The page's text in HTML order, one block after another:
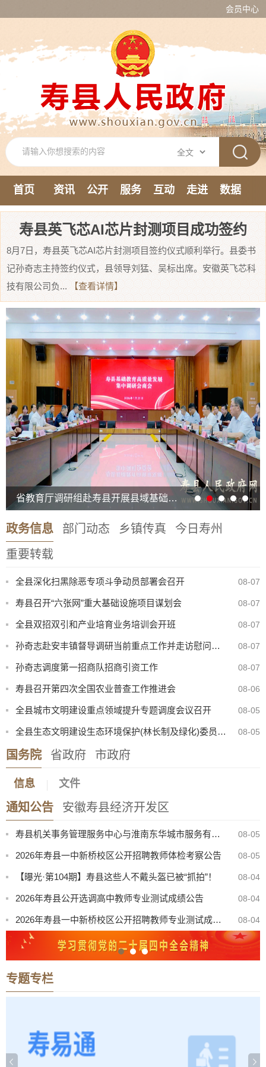
会员中心
首页 资讯 公开 服务 互动 走进
数据
新媒体
寿县英飞芯AI芯片封测项目成功签约
8月7日，寿县英飞芯AI芯片封测项目签约仪式顺利举行。县委书
记孙奇志主持签约仪式，县领导刘猛、吴标出席。安徽英飞芯科
技有限公司负...
【查看详情】
省教育厅调研组赴寿县开展县域基础教育高质量发展集中调研
政务信息 部门动态 乡镇传真
今日寿州
重要转载
全县深化扫黑除恶专项斗争动员部署会召开 08-07
寿县召开“六张网”重大基础设施项目谋划会 08-07
全县双招双引和产业培育业务培训会开班 08-07
孙奇志赴安丰镇督导调研当前重点工作并走访慰问特困家庭 08-07
孙奇志调度第一招商队招商引资工作 08-07
寿县召开第四次全国农业普查工作推进会 08-06
全县城市文明建设重点领域提升专题调度会议召开 08-05
全县生态文明建设生态环境保护(林长制及绿化)委员会2026年第二次会议召开 08-05
国务院 省政府 市政府
信息 文件
通知公告 安徽寿县经济开发区
8月份县直部门领导干部接访安排表
寿县中医院康复楼外加电梯处置（二次）谈判公告
2026年寿县一中新桥校区公开招聘教师体检考察公告 08-05
【曝光·第104期】寿县这些人不戴头盔已被“抓拍”！ 08-04
2026年寿县公开选调高中教师专业测试成绩公告 08-04
08-04
“寿州古城杯”寿县第三届青歌赛决赛公告 08-03
关于召开寿县珍珠泉、淮南王墓景点门票听证会有关事项公告 08-03
8月份县直部门领导干部接访安排表 07-31
2026年寿县一中新桥校区公开招聘教师体检考察公告
专题专栏